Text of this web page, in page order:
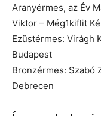
Aranyérmes, az Év
Viktor – Még1kiflit
Ezüstérmes: Virágh
Budapest
Bronzérmes: Szabó
Debrecen